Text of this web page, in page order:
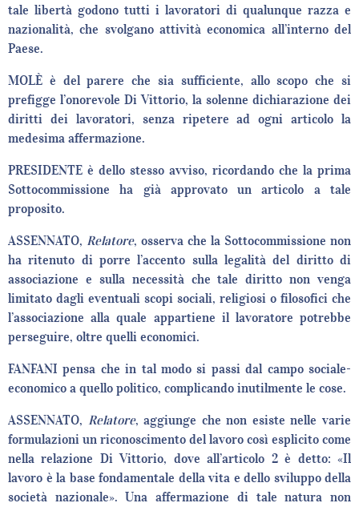
tale libertà godono tutti i lavoratori di qualunque razza e
nazionalità, che svolgano attività economica all’interno del
Paese.
MOLÈ è del parere che sia sufficiente, allo scopo che si
prefigge l’onorevole Di Vittorio, la solenne dichiarazione dei
diritti dei lavoratori, senza ripetere ad ogni articolo la
medesima affermazione.
PRESIDENTE è dello stesso avviso, ricordando che la prima
Sottocommissione ha già approvato un articolo a tale
proposito.
ASSENNATO, Relatore, osserva che la Sottocommissione non
ha ritenuto di porre l’accento sulla legalità del diritto di
associazione e sulla necessità che tale diritto non venga
limitato dagli eventuali scopi sociali, religiosi o filosofici che
l’associazione alla quale appartiene il lavoratore potrebbe
perseguire, oltre quelli economici.
FANFANI pensa che in tal modo si passi dal campo sociale-
economico a quello politico, complicando inutilmente le cose.
ASSENNATO, Relatore, aggiunge che non esiste nelle varie
formulazioni un riconoscimento del lavoro così esplicito come
nella relazione Di Vittorio, dove all’articolo 2 è detto: «Il
lavoro è la base fondamentale della vita e dello sviluppo della
società nazionale». Una affermazione di tale natura non